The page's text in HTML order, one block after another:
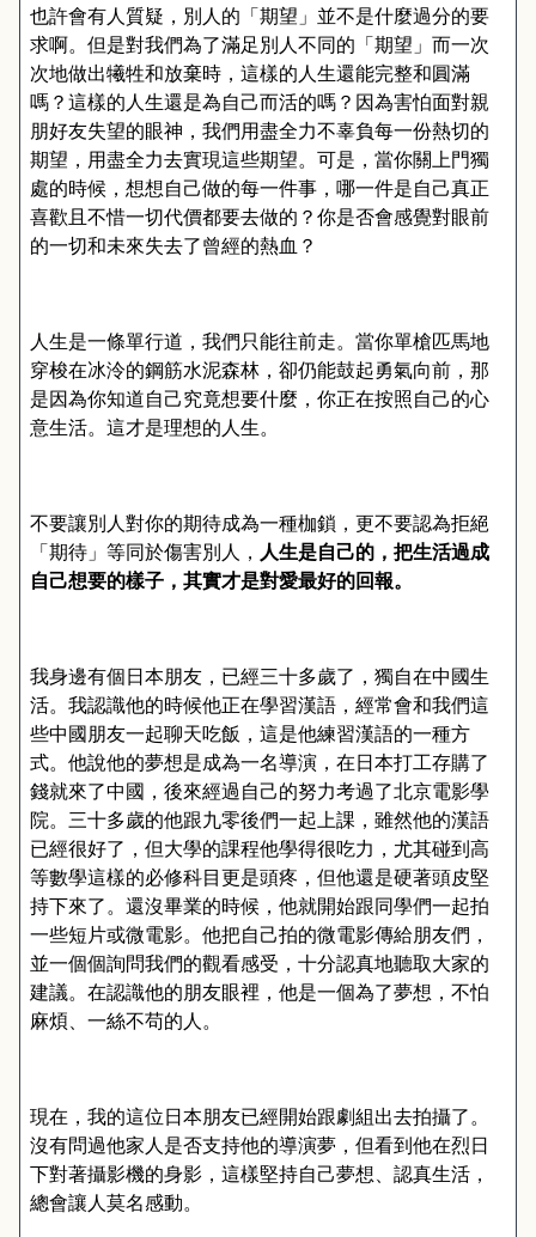
也許會有人質疑，別人的「期望」並不是什麼過分的要
求啊。但是對我們為了滿足別人不同的「期望」而一次
次地做出犧牲和放棄時，這樣的人生還能完整和圓滿
嗎？這樣的人生還是為自己而活的嗎？因為害怕面對親
朋好友失望的眼神，我們用盡全力不辜負每一份熱切的
期望，用盡全力去實現這些期望。可是，當你關上門獨
處的時候，想想自己做的每一件事，哪一件是自己真正
喜歡且不惜一切代價都要去做的？你是否會感覺對眼前
的一切和未來失去了曾經的熱血？
人生是一條單行道，我們只能往前走。當你單槍匹馬地
穿梭在冰泠的鋼筋水泥森林，卻仍能鼓起勇氣向前，那
是因為你知道自己究竟想要什麼，你正在按照自己的心
意生活。這才是理想的人生。
不要讓別人對你的期待成為一種枷鎖，更不要認為拒絕
「期待」等同於傷害別人， 人生是自己的，把生活過成
自己想要的樣子，其實才是對愛最好的回報。
我身邊有個日本朋友，已經三十多歲了，獨自在中國生
活。我認識他的時候他正在學習漢語，經常會和我們這
些中國朋友一起聊天吃飯，這是他練習漢語的一種方
式。他說他的夢想是成為一名導演，在日本打工存購了
錢就來了中國，後來經過自己的努力考過了北京電影學
院。三十多歲的他跟九零後們一起上課，雖然他的漢語
已經很好了，但大學的課程他學得很吃力，尤其碰到高
等數學這樣的必修科目更是頭疼，但他還是硬著頭皮堅
持下來了。還沒畢業的時候，他就開始跟同學們一起拍
一些短片或微電影。他把自己拍的微電影傳給朋友們，
並一個個詢問我們的觀看感受，十分認真地聽取大家的
建議。在認識他的朋友眼裡，他是一個為了夢想，不怕
麻煩、一絲不苟的人。
現在，我的這位日本朋友已經開始跟劇組出去拍攝了。
沒有問過他家人是否支持他的導演夢，但看到他在烈日
下對著攝影機的身影，這樣堅持自己夢想、認真生活，
總會讓人莫名感動。